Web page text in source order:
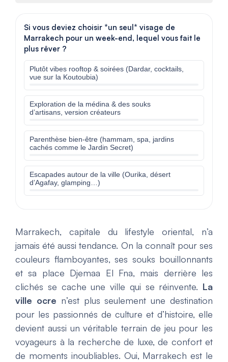
Si vous deviez choisir *un seul* visage de
Marrakech pour un week-end, lequel vous fait le
plus rêver ?
Plutôt vibes rooftop & soirées (Dardar, cocktails,
vue sur la Koutoubia)
Exploration de la médina & des souks
d’artisans, version créateurs
Parenthèse bien-être (hammam, spa, jardins
cachés comme le Jardin Secret)
Escapades autour de la ville (Ourika, désert
d’Agafay, glamping…)
Marrakech, capitale du lifestyle oriental, n’a
jamais été aussi tendance. On la connaît pour ses
couleurs flamboyantes, ses souks bouillonnants
et sa place Djemaa El Fna, mais derrière les
clichés se cache une ville qui se réinvente. La
ville ocre n’est plus seulement une destination
pour les passionnés de culture et d’histoire, elle
devient aussi un véritable terrain de jeu pour les
voyageurs à la recherche de luxe, de confort et
de moments inoubliables. Oui, Marrakech est le